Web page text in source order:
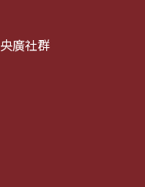
央廣社群